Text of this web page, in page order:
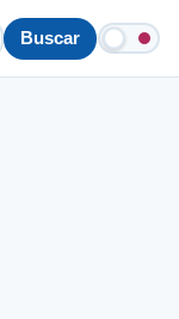
Buscar